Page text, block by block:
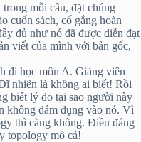
mỗi câu, đặt chúng
cuốn sách, cố gắng hoàn
đủ như nó đã được diễn đạt
viết của mình với bản gốc,
đi học môn A. Giảng viên
nhiên là không ai biết! Rồi
biết lý do tại sao người này
không dám đụng vào nó. Vì
thì càng không. Điều đáng
topology mô cả!